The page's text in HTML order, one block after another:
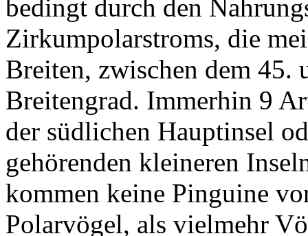
bedingt durch den
Zirkumpolarstroms, die
Breiten, zwischen dem 45.
Breitengrad. Immerhin 9
der südlichen Hauptinsel
gehörenden kleineren
kommen keine Pinguine
Polarvögel, als vielmehr